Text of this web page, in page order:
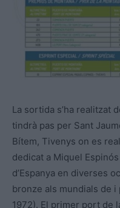
La sortida s’ha realitzat
tindrà pas per Sant
Bítem, Tivenys on es
dedicat a Miquel
d’Espanya en diverses
bronze als mundials de i
1972). El primer port de